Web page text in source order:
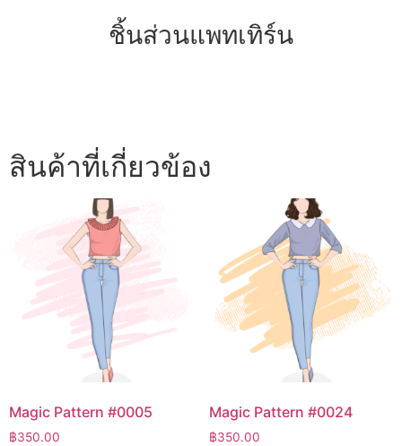
ชิ้นส่วนแพทเทิร์น
สินค้าที่เกี่ยวข้อง
Magic Pattern #0005
฿350.00
Magic Pattern #0024
฿350.00